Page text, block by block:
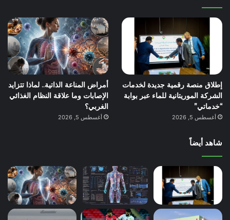
إطلاق منصة رقمية جديدة لخدمات
الشركة الموريتانية للماء عبر بوابة
“خدماتي”
أغسطس 5, 2026
أمراض المناعة الذاتية.. لماذا تتزايد
الإصابات وما علاقة النظام الغذائي
الغربي؟
أغسطس 5, 2026
شاهد أيضاً